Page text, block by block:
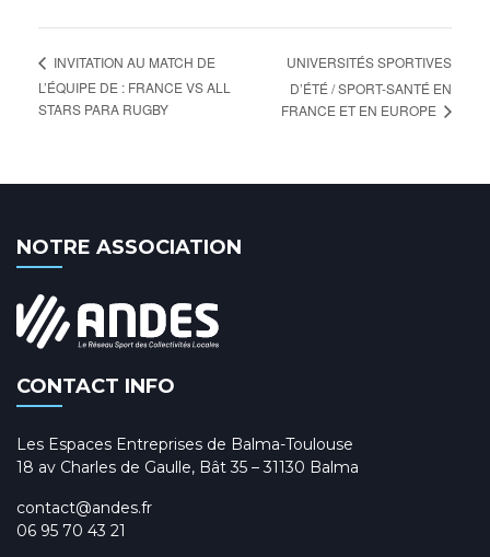
INVITATION AU MATCH DE
L’ÉQUIPE DE : FRANCE VS ALL
STARS PARA RUGBY
UNIVERSITÉS SPORTIVES
D’ÉTÉ / SPORT-SANTÉ EN
FRANCE ET EN EUROPE
NOTRE ASSOCIATION
CONTACT INFO
Les Espaces Entreprises de Balma-Toulouse
18 av Charles de Gaulle, Bât 35 – 31130 Balma
contact@andes.fr
06 95 70 43 21